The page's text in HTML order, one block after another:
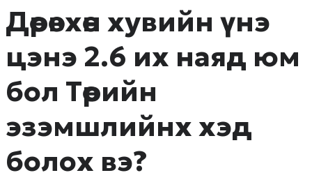
Дөрөвхөн хувийн үнэ
цэнэ 2.6 их наяд юм
бол Төрийн
эзэмшлийнх хэд
болох вэ?